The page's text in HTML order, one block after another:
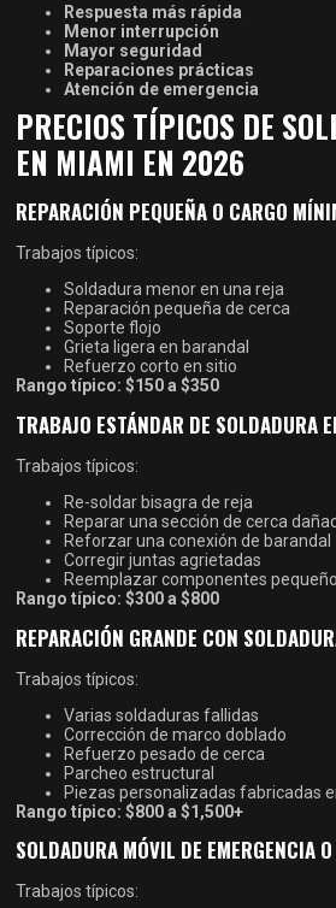
Respuesta más rápida
Menor interrupción
Mayor seguridad
Reparaciones prácticas
Atención de emergencia
PRECIOS TÍPICOS DE
EN MIAMI EN 2026
REPARACIÓN PEQUEÑA O CARGO
Trabajos típicos:
Soldadura menor en una reja
Reparación pequeña de cerca
Soporte flojo
Grieta ligera en barandal
Refuerzo corto en sitio
Rango típico: $150 a $350
TRABAJO ESTÁNDAR DE SOLDADURA
Trabajos típicos:
Re-soldar bisagra de reja
Reparar una sección de cerca
Reforzar una conexión de barandal
Corregir juntas agrietadas
Reemplazar componentes
Rango típico: $300 a $800
REPARACIÓN GRANDE CON
Trabajos típicos:
Varias soldaduras fallidas
Corrección de marco doblado
Refuerzo pesado de cerca
Parcheo estructural
Piezas personalizadas fabricadas
Rango típico: $800 a $1,500+
SOLDADURA MÓVIL DE EMERGENCIA
Trabajos típicos: